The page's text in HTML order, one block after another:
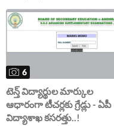
6
టెన్త్ విద్యార్థుల మార్కుల
ఆధారంగా టీచర్లకు గ్రేడ్లు - ఏపీ
విద్యాశాఖ కసరత్తు..!